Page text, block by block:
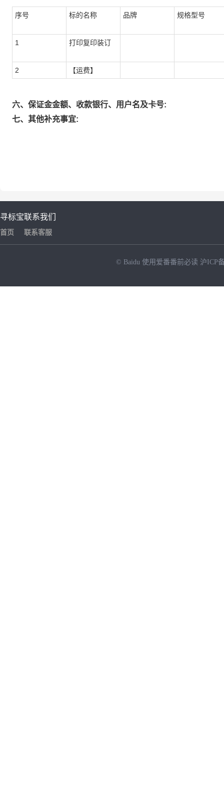
序号 标的名称 品牌 规格型号
1 打印复印装订
2 【运费】
六、保证金金额、收款银行、用户名及卡号:
七、其他补充事宜:
寻标宝
首页
联系我们
联系客服
© Baidu 使用爱番番前必读 沪ICP